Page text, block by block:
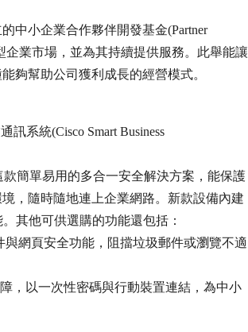
中小企業合作夥伴開發基金(Partner
企業市場，並為其持續提供服務。此舉能讓
夠幫助公司獲利成長的經營模式。
系統(Cisco Smart Business
款簡單易用的多合一安全解決方案，能保護
，隨時隨地連上企業網路。新款設備內建
其他可供選購的功能還包括：
與網頁安全功能，阻擋垃圾郵件或瀏覽不適
，以一次性密碼與行動裝置連結，為中小